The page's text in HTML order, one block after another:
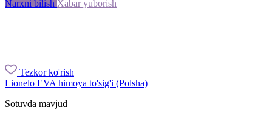
Narxni bilish Xabar yuborish
Tezkor ko'rish
Lionelo EVA himoya to'sig'i (Polsha)
Sotuvda mavjud